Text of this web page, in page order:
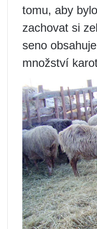
tomu, aby
zachovat si
seno
množství